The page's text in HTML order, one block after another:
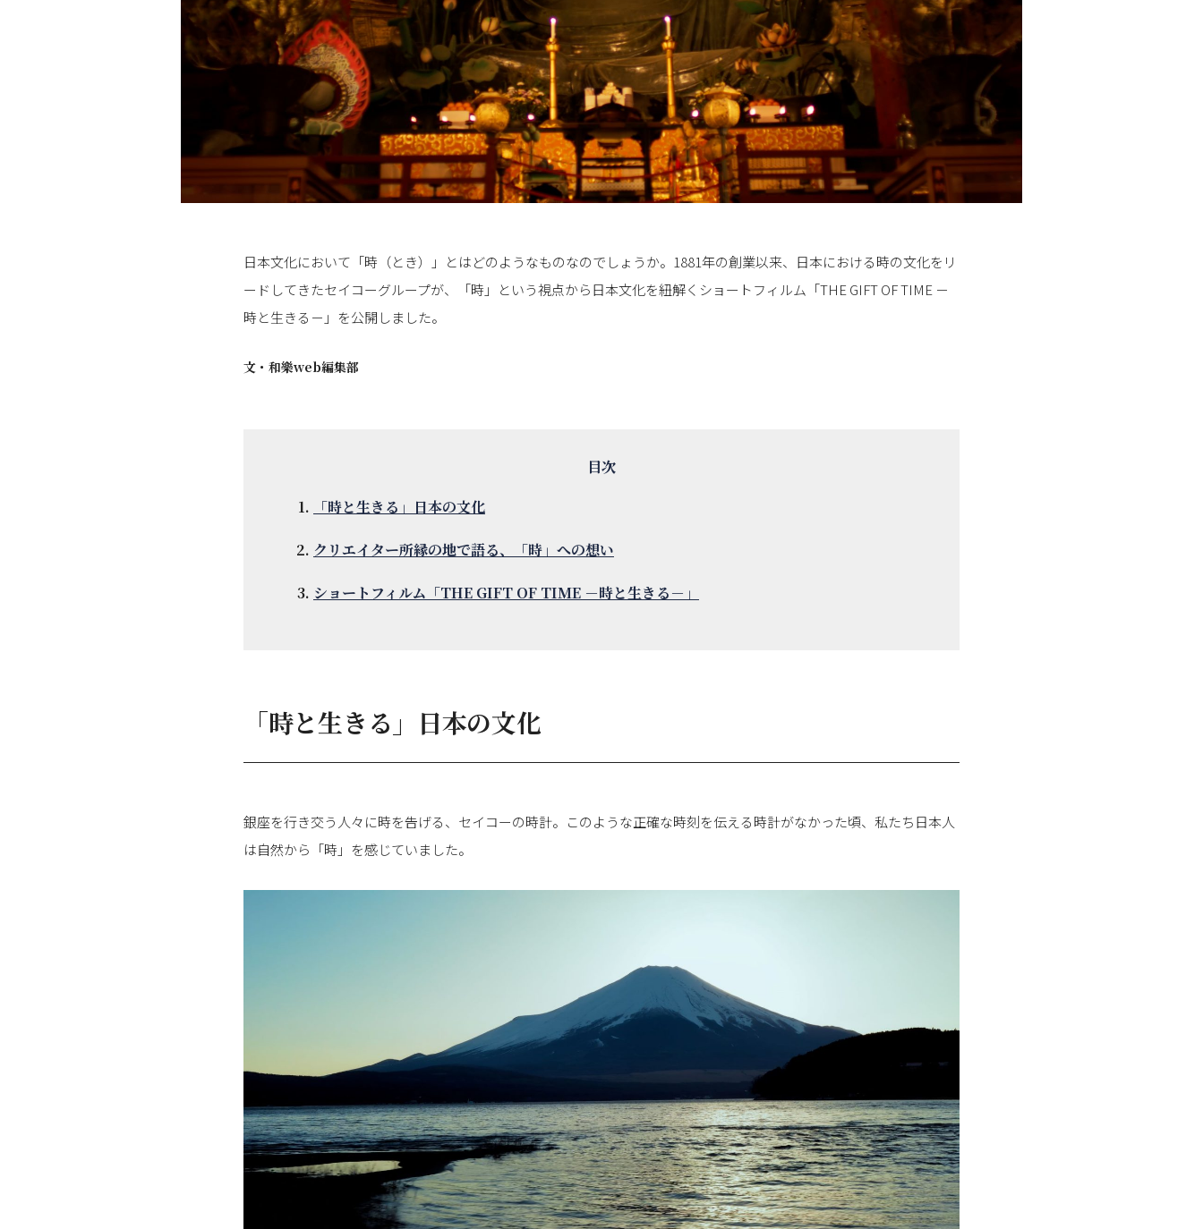
日本文化において「時（とき）」とはどのようなものなのでしょうか。1881年の創業以来、日本における時の文化をリ
ードしてきたセイコーグループが、「時」という視点から日本文化を紐解くショートフィルム「THE GIFT OF TIME －
時と生きる－」を公開しました。
文・ 和樂web編集部
「時と生きる」日本の文化
クリエイター所縁の地で語る、「時」への想い
ショートフィルム「THE GIFT OF TIME －時と生きる－」
「時と生きる」日本の文化
銀座を行き交う人々に時を告げる、セイコーの時計。このような正確な時刻を伝える時計がなかった頃、私たち日本人
は自然から「時」を感じていました。